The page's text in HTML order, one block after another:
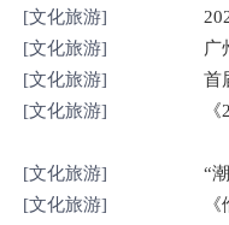
[文化旅游]
[文化旅游]
广
[文化旅游]
首
[文化旅游]
[文化旅游]
“
[文化旅游]